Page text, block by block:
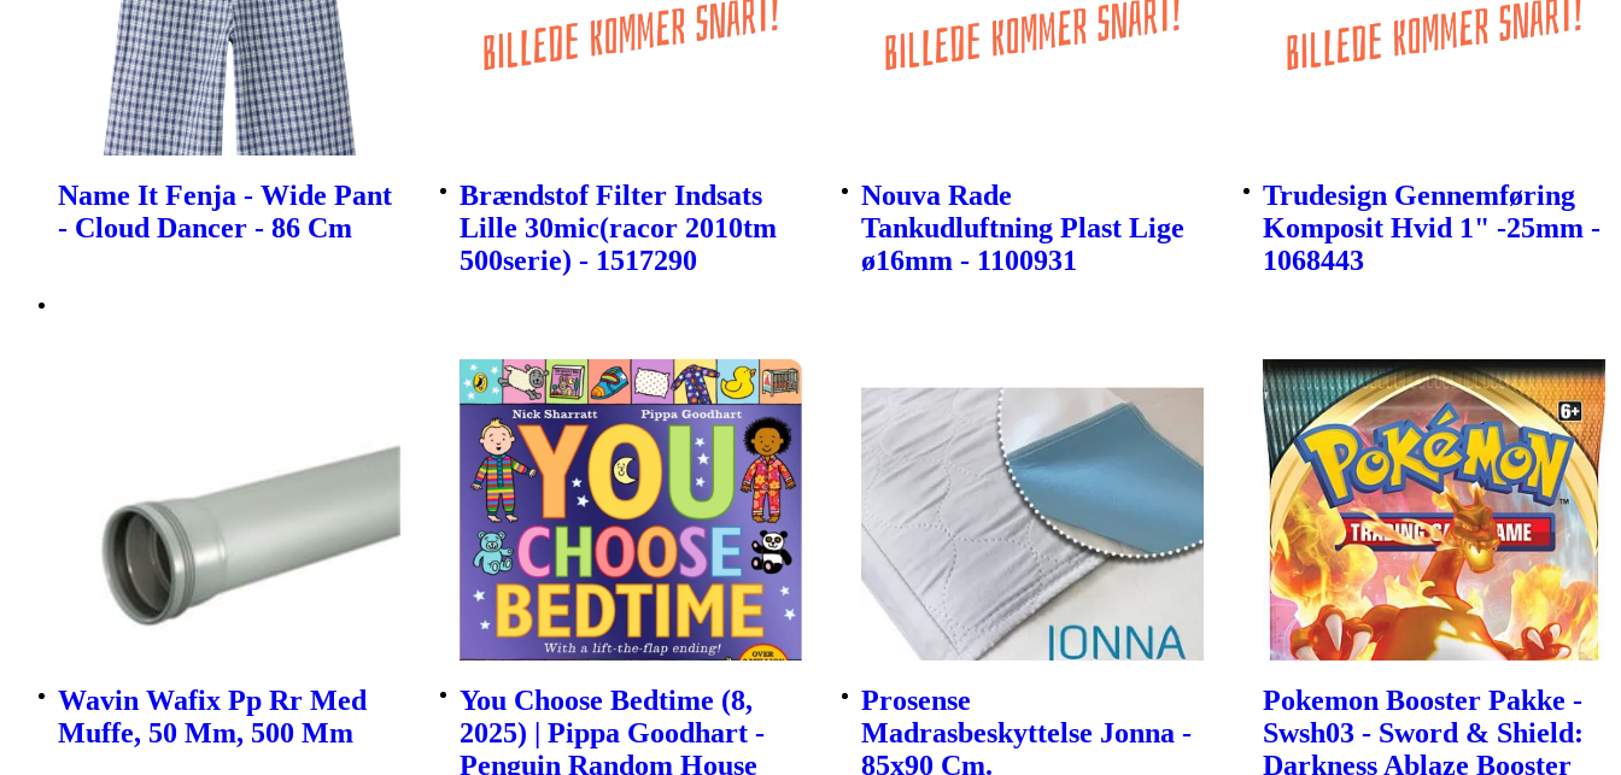
Name It Fenja - Wide Pant
- Cloud Dancer - 86 Cm
Brændstof Filter Indsats
Lille 30mic(racor 2010tm
500serie) - 1517290
Nouva Rade
Tankudluftning Plast Lige
ø16mm - 1100931
Trudesign Gennemføring
Komposit Hvid 1" -25mm -
1068443
Wavin Wafix Pp Rr Med
Muffe, 50 Mm, 500 Mm
You Choose Bedtime (8,
2025) | Pippa Goodhart -
Penguin Random House
Prosense
Madrasbeskyttelse Jonna -
85x90 Cm.
Pokemon Booster Pakke -
Swsh03 - Sword & Shield:
Darkness Ablaze Booster